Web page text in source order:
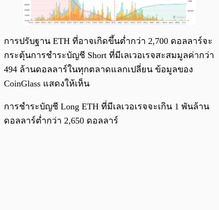
การปรับฐาน ETH ที่อาจเกิดขึ้นต่ำกว่า 2,700 ดอลลาร์จะ
กระตุ้นการชำระบัญชี Short ที่มีเลเวอเรจสะสมมูลค่ากว่า
494 ล้านดอลลาร์ในทุกตลาดแลกเปลี่ยน ข้อมูลของ
CoinGlass แสดงให้เห็น
การชำระบัญชี Long ETH ที่มีเลเวอเรจจะเกิน 1 พันล้าน
ดอลลาร์ต่ำกว่า 2,650 ดอลลาร์